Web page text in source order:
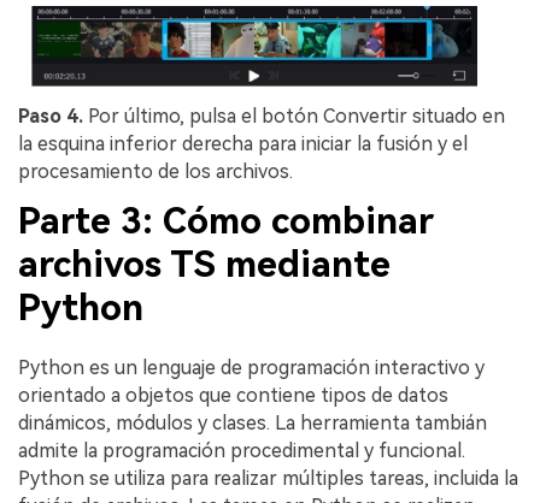
Paso 4. Por último, pulsa el botón Convertir situado en
la esquina inferior derecha para iniciar la fusión y el
procesamiento de los archivos.
Parte 3: Cómo combinar
archivos TS mediante
Python
Python es un lenguaje de programación interactivo y
orientado a objetos que contiene tipos de datos
dinámicos, módulos y clases. La herramienta tambián
admite la programación procedimental y funcional.
Python se utiliza para realizar múltiples tareas, incluida la